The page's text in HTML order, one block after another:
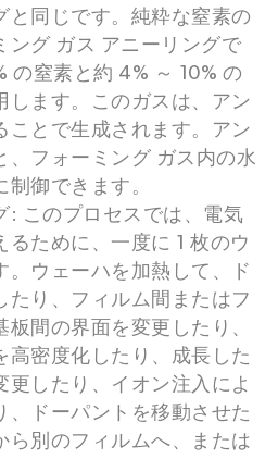
と同じです。純粋な窒素の
ング ガス アニーリングで
の窒素と約 4% ～ 10% の
します。このガスは、アン
ことで生成されます。アン
、フォーミング ガス内の水
御できます。
: このプロセスでは、電気
るために、一度に 1 枚のウ
。ウェーハを加熱して、ド
たり、フィルム間またはフ
板間の界面を変更したり、
高密度化したり、成長した
更したり、イオン注入によ
、ドーパントを移動させた
ら別のフィルムへ、または